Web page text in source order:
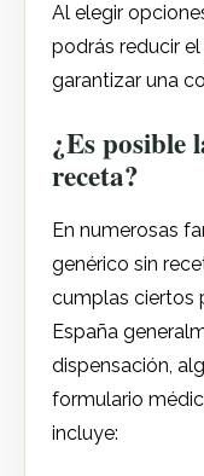
Al elegir
podrás reducir el
garantizar una
¿Es posible
receta?
En numerosas
genérico sin
cumplas ciertos
España
dispensación,
formulario
incluye: